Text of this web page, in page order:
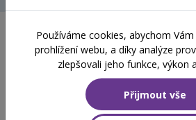
Školení
2026
Aktuálně vypsané termíny
Používáme cookies, abychom
prohlížení webu, a díky analýze
zlepšovali jeho funkce, výkon
Přijmout vše